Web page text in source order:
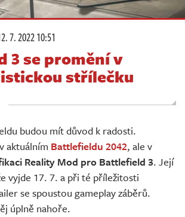
7. 2022 10:51
3 se promění v
střílečku
budou mít důvod k radosti.
aktuálním Battlefieldu 2042, ale v
Reality Mod pro Battlefield 3. Její
vyjde 17. 7. a při té příležitosti
se spoustou gameplay záběrů.
úplně nahoře.